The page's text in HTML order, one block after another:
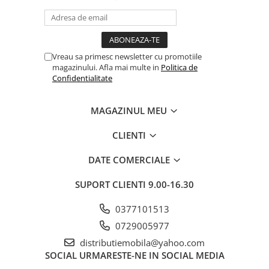
Mese gradinita
Set mese si scaune gradinita
Mobilier copii
Mobila camera copii
Saltele patuturi copii
Seturi comode living si dormitor
Vreau sa primesc newsletter cu promotiile
magazinului. Afla mai multe in Politica de
Confidentialitate
MAGAZINUL MEU
CLIENTI
DATE COMERCIALE
SUPORT CLIENTI 9.00-16.30
0377101513
0729005977
distributiemobila@yahoo.com
SOCIAL URMARESTE-NE IN SOCIAL MEDIA